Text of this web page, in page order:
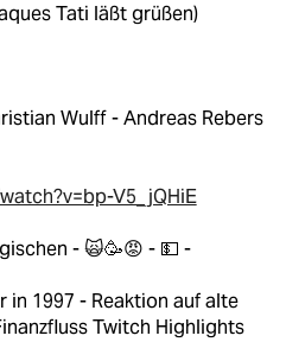
Tati läßt grüßen)
Wulff - Andreas Rebers
V5_jQHiE
- 🙀🥳😡 - 💵 -
in 1997 - Reaktion auf alte
Twitch Highlights